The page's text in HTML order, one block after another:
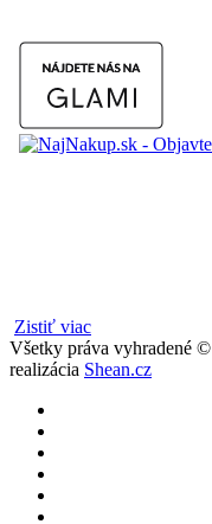
Zistiť viac
Všetky práva vyhradené ©
realizácia Shean.cz